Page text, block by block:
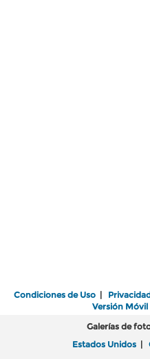
Condiciones de Uso |
Versión Móvil
Galerías de
Estados Unidos |